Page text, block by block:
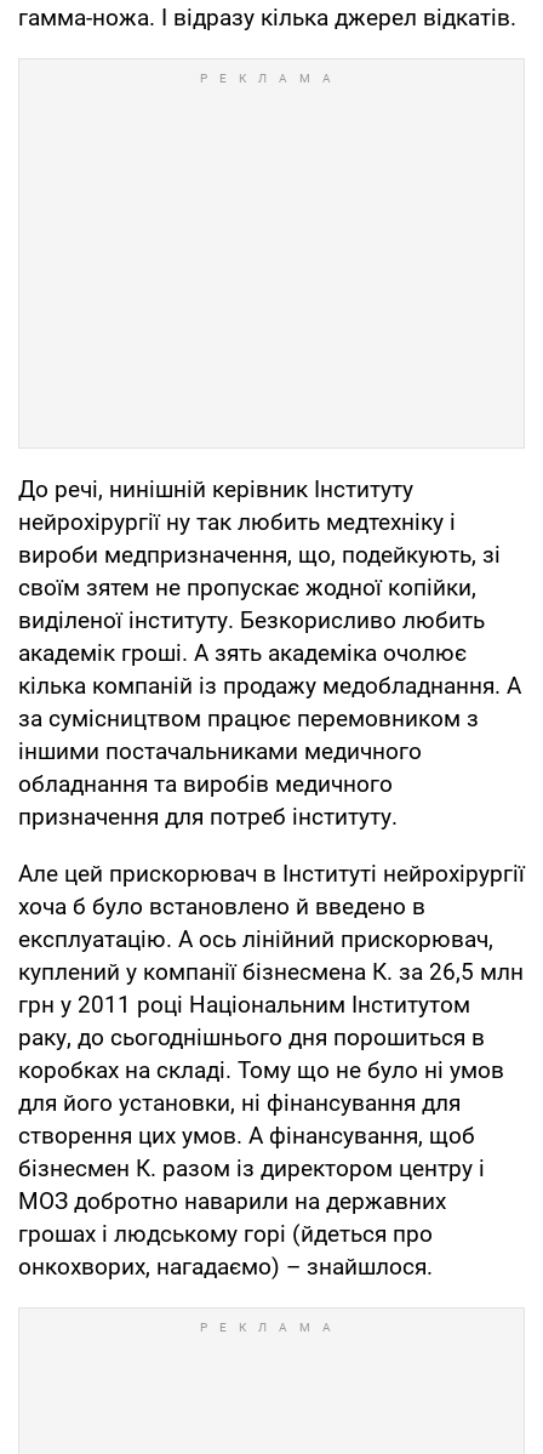
гамма-ножа. І відразу кілька джерел відкатів.
До речі, нинішній керівник Інституту
нейрохірургії ну так любить медтехніку і
вироби медпризначення, що, подейкують, зі
своїм зятем не пропускає жодної копійки,
виділеної інституту. Безкорисливо любить
академік гроші. А зять академіка очолює
кілька компаній із продажу медобладнання. А
за сумісництвом працює перемовником з
іншими постачальниками медичного
обладнання та виробів медичного
призначення для потреб інституту.
Але цей прискорювач в Інституті нейрохірургії
хоча б було встановлено й введено в
експлуатацію. А ось лінійний прискорювач,
куплений у компанії бізнесмена К. за 26,5 млн
грн у 2011 році Національним Інститутом
раку, до сьогоднішнього дня порошиться в
коробках на складі. Тому що не було ні умов
для його установки, ні фінансування для
створення цих умов. А фінансування, щоб
бізнесмен К. разом із директором центру і
МОЗ добротно наварили на державних
грошах і людському горі (йдеться про
онкохворих, нагадаємо) – знайшлося.